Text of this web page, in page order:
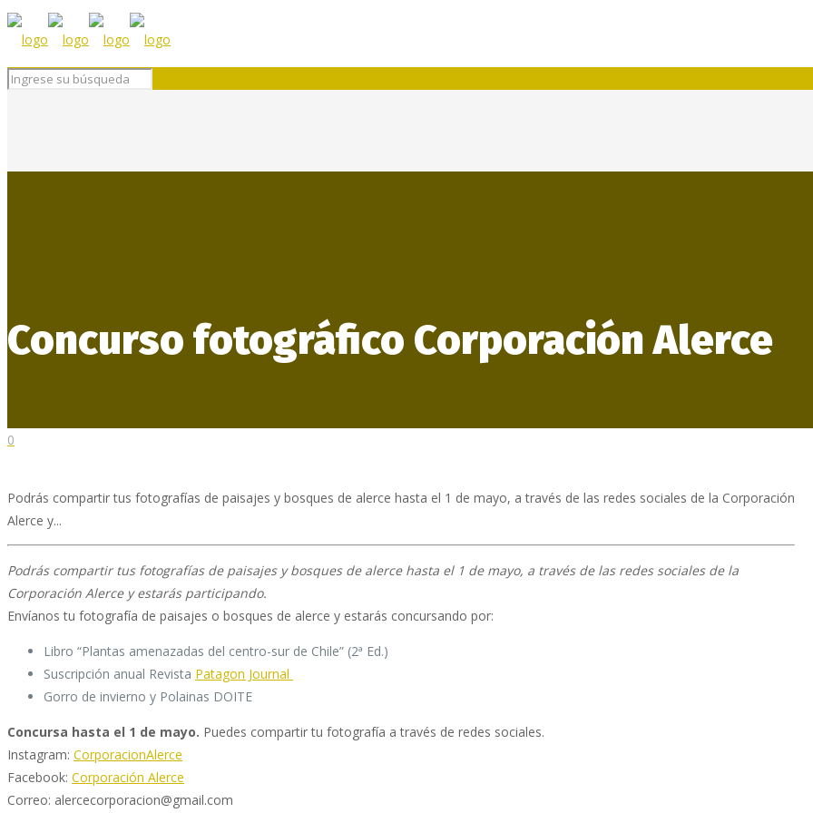
Concurso fotográfico Corporación Alerce
0
Podrás compartir tus fotografías de paisajes y bosques de alerce hasta el 1 de mayo, a través de las redes sociales de la Corporación
Alerce y...
Podrás compartir tus fotografías de paisajes y bosques de alerce hasta el 1 de mayo, a través de las redes sociales de la
Corporación Alerce y estarás participando.
Envíanos tu fotografía de paisajes o bosques de alerce y estarás concursando por:
Libro “Plantas amenazadas del centro-sur de Chile” (2ª Ed.)
Suscripción anual Revista Patagon Journal
Gorro de invierno y Polainas DOITE
Concursa hasta el 1 de mayo. Puedes compartir tu fotografía a través de redes sociales.
Instagram: CorporacionAlerce
Facebook: Corporación Alerce
Correo: alercecorporacion@gmail.com